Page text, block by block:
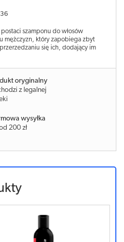
szamponu do włosów
mężczyzn, który zapobiega zbyt
się ich, dodający im
oryginalny
z legalnej
wysyłka
200 zł